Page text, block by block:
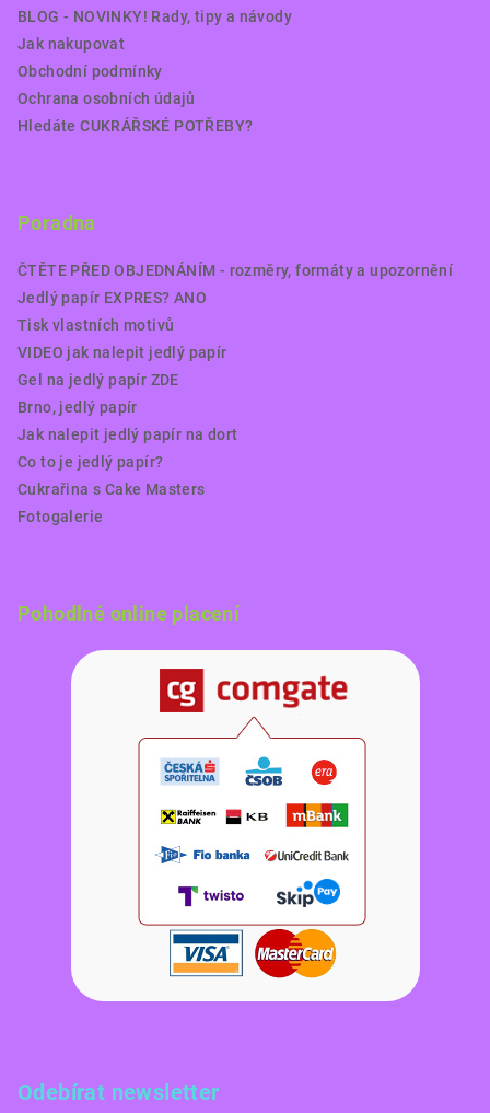
BLOG - NOVINKY! Rady, tipy a návody
Jak nakupovat
Obchodní podmínky
Ochrana osobních údajů
Hledáte CUKRÁŘSKÉ POTŘEBY?
Poradna
ČTĚTE PŘED OBJEDNÁNÍM - rozměry, formáty a upozornění
Jedlý papír EXPRES? ANO
Tisk vlastních motivů
VIDEO jak nalepit jedlý papír
Gel na jedlý papír ZDE
Brno, jedlý papír
Jak nalepit jedlý papír na dort
Co to je jedlý papír?
Cukrařina s Cake Masters
Fotogalerie
Pohodlné online placení
Odebírat newsletter